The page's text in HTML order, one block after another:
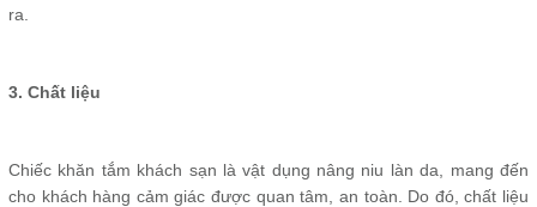
ra.
3. Chất liệu
Chiếc khăn tắm khách sạn là vật dụng nâng niu làn da, mang đến
cho khách hàng cảm giác được quan tâm, an toàn. Do đó, chất liệu